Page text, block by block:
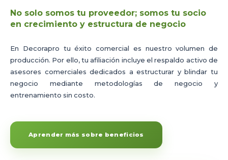
No solo somos tu proveedor; somos tu socio
en crecimiento y estructura de negocio
En Decorapro tu éxito comercial es nuestro volumen de
producción. Por ello, tu afiliación incluye el respaldo activo de
asesores comerciales dedicados a estructurar y blindar tu
negocio mediante metodologías de negocio y
entrenamiento sin costo.
Aprender más sobre beneficios